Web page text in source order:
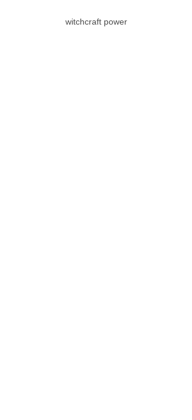
witchcraft power